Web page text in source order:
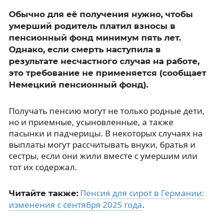
Обычно для её получения нужно, чтобы
умерший родитель платил взносы в
пенсионный фонд минимум пять лет.
Однако, если смерть наступила в
результате несчастного случая на работе,
это требование не применяется (сообщает
Немецкий пенсионный фонд).
Получать пенсию могут не только родные дети,
но и приемные, усыновленные, а также
пасынки и падчерицы. В некоторых случаях на
выплаты могут рассчитывать внуки, братья и
сестры, если они жили вместе с умершим или
тот их содержал.
Читайте также: Пенсия для сирот в Германии:
изменения с сентября 2025 года.